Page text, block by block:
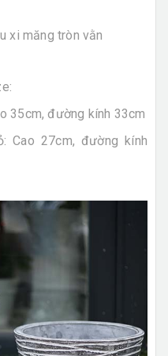
xi măng tròn vằn
35cm, đường kính 33cm
Cao 27cm, đường kính